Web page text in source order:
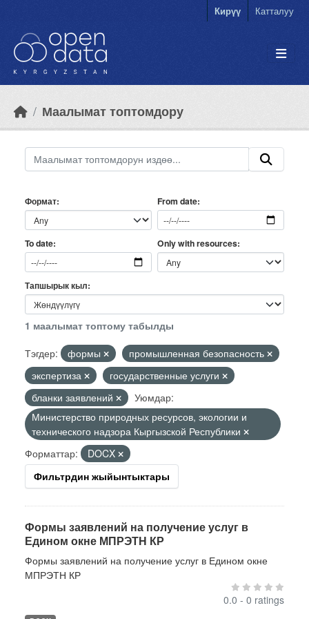
Кирүү Катталуу
Маалымат топтомдору
Формат From date
To date Only with resources
Тапшырык кыл
1 маалымат топтому табылды
Тэгдер:
формы
промышленная безопасность
экспертиза
государственные услуги
бланки заявлений
Уюмдар:
Министерство природных ресурсов, экологии и
технического надзора Кыргызской Республики
Форматтар:
DOCX
Фильтрдин жыйынтыктары
Формы заявлений на получение услуг в
Едином окне МПРЭТН КР
Формы заявлений на получение услуг в Едином окне
МПРЭТН КР
0.0 - 0 ratings